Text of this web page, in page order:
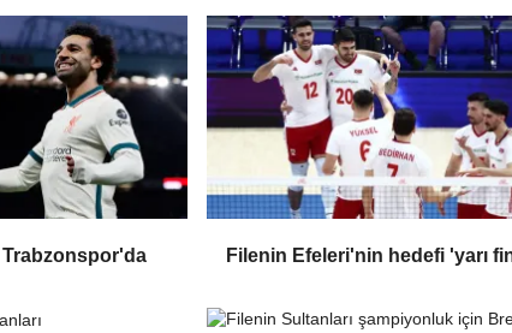
Trabzonspor'da Filenin Efeleri'nin hedefi 'yarı